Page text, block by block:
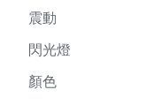
震動
閃光燈
顏色